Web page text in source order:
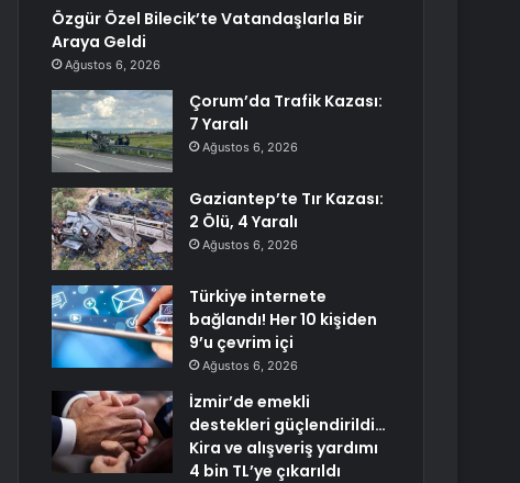
Özgür Özel Bilecik’te Vatandaşlarla Bir
Araya Geldi
Ağustos 6, 2026
Çorum’da Trafik Kazası:
7 Yaralı
Ağustos 6, 2026
Gaziantep’te Tır Kazası:
2 Ölü, 4 Yaralı
Ağustos 6, 2026
Türkiye internete
bağlandı! Her 10 kişiden
9’u çevrim içi
Ağustos 6, 2026
İzmir’de emekli
destekleri güçlendirildi…
Kira ve alışveriş yardımı
4 bin TL’ye çıkarıldı